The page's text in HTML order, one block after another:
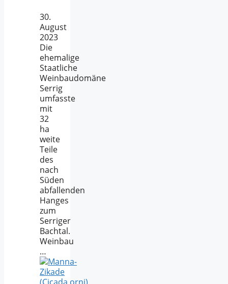
30.
August
2023
Die
ehemalige
Staatliche
Weinbaudomäne
Serrig
umfasste
mit
32
ha
weite
Teile
des
nach
Süden
abfallenden
Hanges
zum
Serriger
Bachtal.
Weinbau
…